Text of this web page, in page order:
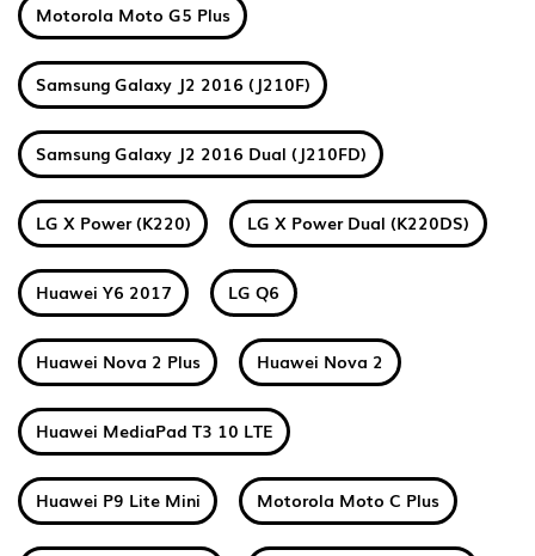
Motorola Moto G5 Plus
Samsung Galaxy J2 2016 (J210F)
Samsung Galaxy J2 2016 Dual (J210FD)
LG X Power (K220) LG X Power Dual (K220DS)
Huawei Y6 2017 LG Q6
Huawei Nova 2 Plus Huawei Nova 2
Huawei MediaPad T3 10 LTE
Huawei P9 Lite Mini Motorola Moto C Plus